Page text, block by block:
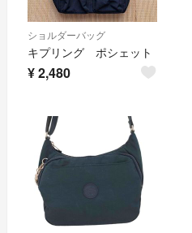
ショルダーバッグ
キプリング ポシェット
¥2,480